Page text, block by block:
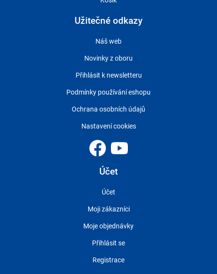
Užitečné odkazy
Náš web
Novinky z oboru
Přihlásit k newsletteru
Podmínky používání eshopu
Ochrana osobních údajů
Nastavení cookies
Účet
Účet
Moji zákazníci
Moje objednávky
Přihlásit se
Registrace